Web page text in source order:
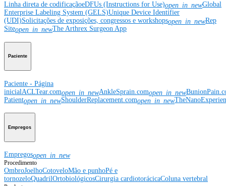
Linha direta de codificaçãoeDFUs (Instructions for Use)open_in_newGlobal
Enterprise Labeling System (GELS)Unique Device Identifier
(UDI)Solicitações de exposições, congressos e workshopsopen_in_newRep
Siteopen_in_newThe Arthrex Surgeon App
Paciente
Paciente - Página
inicialACLTear.comopen_in_newAnkleSprain.comopen_in_new
Patientopen_in_newShoulderReplacement.comopen_in_new
Empregos
Empregosopen_in_new
Procedimento
OmbroJoelhoCotoveloMão e punhoPé e
tornozeloQuadrilOrtobiológicosCirurgia cardiotorácicaColuna vertebral